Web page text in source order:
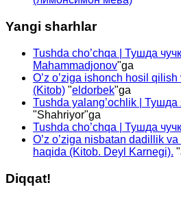
Yangi sharhlar
Tushda cho’chqa | Тушда
Mahammadjonov"ga
O’z o’ziga ishonch hosil
(Kitob) "eldorbek"ga
Tushda yalang’ochlik | Тушда
"Shahriyor"ga
Tushda cho’chqa | Тушда
O’z o’ziga nisbatan dadillik
haqida (Kitob. Deyl Karnegi). "
Diqqat!